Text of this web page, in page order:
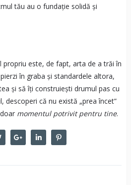
tău au o fundație solidă și
este, de fapt, arta de a trăi în
în graba și standardele altora,
și să îți construiești drumul pas cu
descoperi că nu există „prea încet”
momentul potrivit pentru tine.